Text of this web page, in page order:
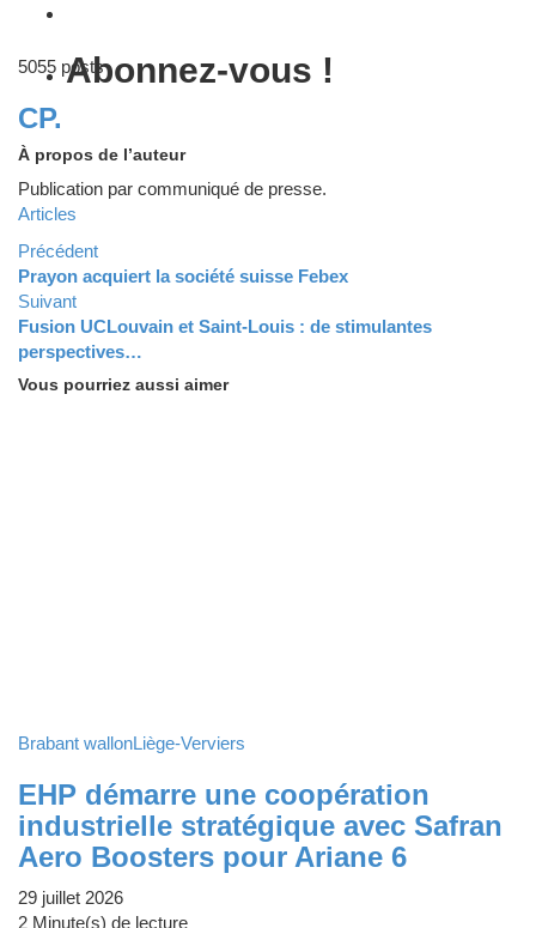
Abonnez-vous !
5055 posts
CP.
À propos de l’auteur
Publication par communiqué de presse.
Articles
Précédent
Prayon acquiert la société suisse Febex
Suivant
Fusion UCLouvain et Saint-Louis : de stimulantes
perspectives…
Vous pourriez aussi aimer
Brabant wallonLiège-Verviers
EHP démarre une coopération
industrielle stratégique avec Safran
Aero Boosters pour Ariane 6
29 juillet 2026
2 Minute(s) de lecture